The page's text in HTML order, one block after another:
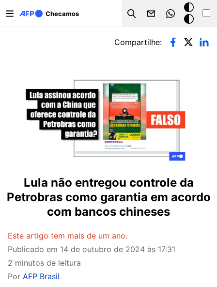
Checamos
Search
Modo
escuro
Abas primárias
Compartilhe:
Lula não entregou controle da
Petrobras como garantia em acordo
com bancos chineses
Este artigo tem mais de um ano.
Publicado em 14 de outubro de 2024 às 17:31
2 minutos de leitura
Por AFP Brasil